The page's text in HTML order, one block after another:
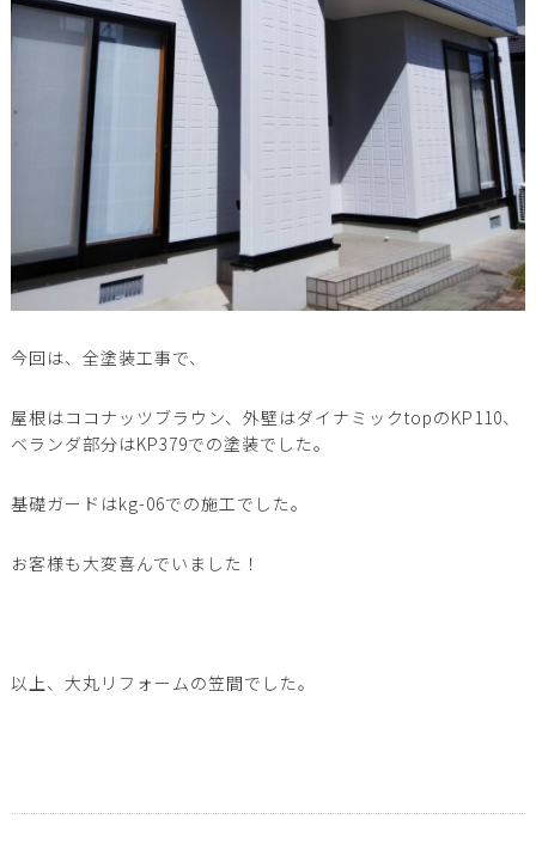
今回は、全塗装工事で、
屋根はココナッツブラウン、外壁はダイナミックtopのKP110、
ベランダ部分はKP379での塗装でした。
基礎ガードはkg-06での施工でした。
お客様も大変喜んでいました！
以上、大丸リフォームの笠間でした。